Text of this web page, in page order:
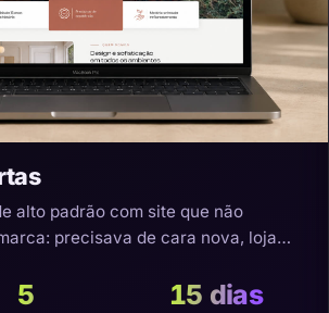
alto padrão com site que não
precisava de cara nova, loja
5 15 dias